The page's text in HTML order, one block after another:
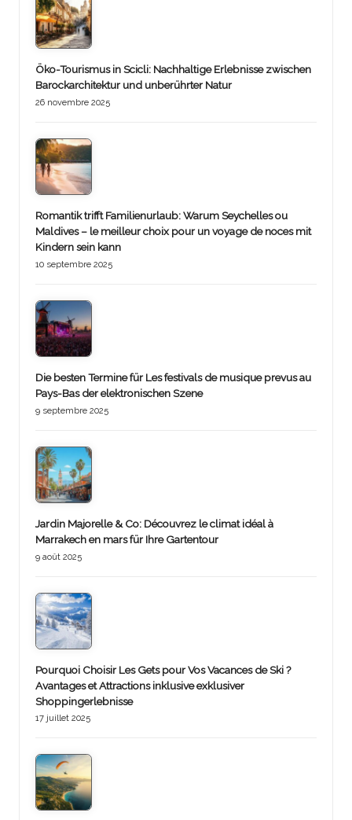
Öko-Tourismus in Scicli: Nachhaltige Erlebnisse zwischen
Barockarchitektur und unberührter Natur
26 novembre 2025
Romantik trifft Familienurlaub: Warum Seychelles ou
Maldives – le meilleur choix pour un voyage de noces mit
Kindern sein kann
10 septembre 2025
Die besten Termine für Les festivals de musique prevus au
Pays-Bas der elektronischen Szene
9 septembre 2025
Jardin Majorelle & Co: Découvrez le climat idéal à
Marrakech en mars für Ihre Gartentour
9 août 2025
Pourquoi Choisir Les Gets pour Vos Vacances de Ski ?
Avantages et Attractions inklusive exklusiver
Shoppingerlebnisse
17 juillet 2025